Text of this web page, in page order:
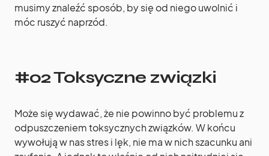
musimy znaleźć sposób, by się od niego uwolnić i
móc ruszyć naprzód.
#02 Toksyczne związki
Może się wydawać, że nie powinno być problemu z
odpuszczeniem toksycznych związków. W końcu
wywołują w nas stres i lęk, nie ma w nich szacunku ani